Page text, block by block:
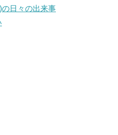
日々の出来事